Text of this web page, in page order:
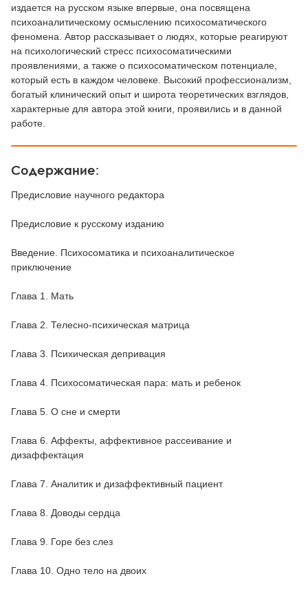
издается на русском языке впервые, она посвящена
психоаналитическому осмыслению психосоматического
феномена. Автор рассказывает о людях, которые реагируют
на психологический стресс психосоматическими
проявлениями, а также о психосоматическом потенциале,
который есть в каждом человеке. Высокий профессионализм,
богатый клинический опыт и широта теоретических взглядов,
характерные для автора этой книги, проявились и в данной
работе.
Содержание:
Предисловие научного редактора
Предисловие к русскому изданию
Введение. Психосоматика и психоаналитическое
приключение
Глава 1. Мать
Глава 2. Телесно-психическая матрица
Глава 3. Психическая депривация
Глава 4. Психосоматическая пара: мать и ребенок
Глава 5. О сне и смерти
Глава 6. Аффекты, аффективное рассеивание и
дизаффектация
Глава 7. Аналитик и дизаффективный пациент
Глава 8. Доводы сердца
Глава 9. Горе без слез
Глава 10. Одно тело на двоих